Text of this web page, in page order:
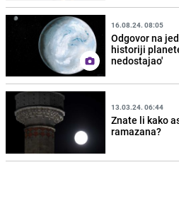
16.08.24. 08:05
Odgovor na
historiji
nedostajao'
13.03.24. 06:44
Znate li kako
ramazana?